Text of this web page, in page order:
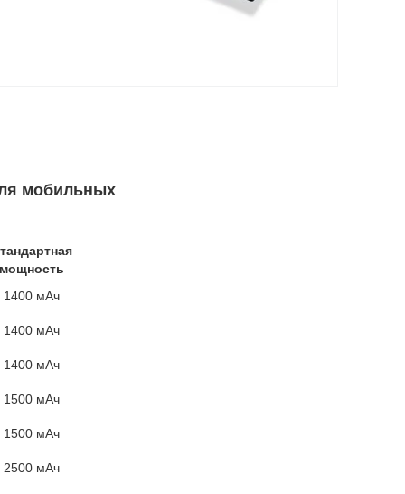
мобильных
мощность
1400 мАч
1400 мАч
1400 мАч
1500 мАч
1500 мАч
2500 мАч